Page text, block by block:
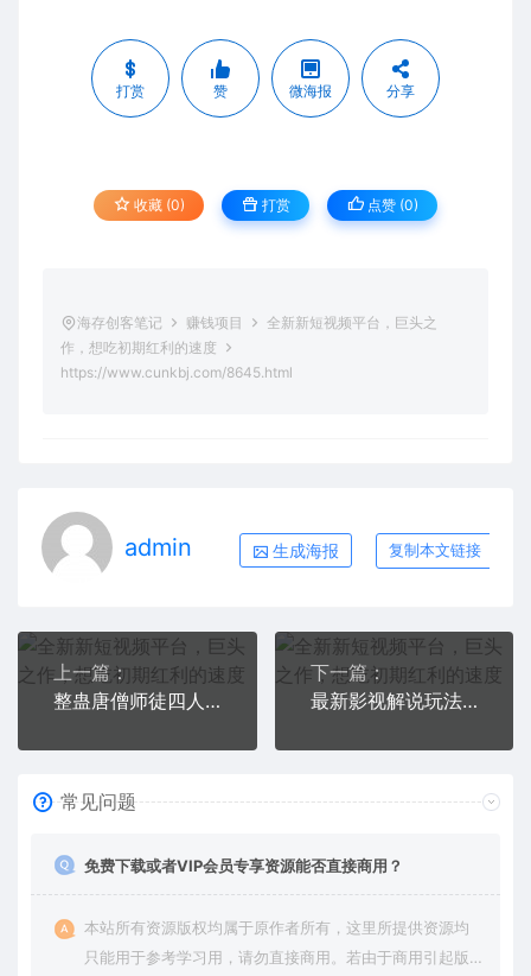
打赏 赞 微海报 分享
收藏 (0) 打赏 点赞 (0)
海存创客笔记 赚钱项目
全新新短视频平台，巨头之
作，想吃初期红利的速度
https://www.cunkbj.com/8645.html
admin 生成海报 复制本文链接
上一篇：
整蛊唐僧师徒四人，无人直播最新素材，小白也能一学就会就，轻松日入1000+
下一篇：
最新影视解说玩法，影视剧人物自述，AI一键克隆生成，无需写文案 各个平台流量通吃，每天轻松两三张
常见问题
免费下载或者VIP会员专享资源能否直接商用？
本站所有资源版权均属于原作者所有，这里所提供资源均
只能用于参考学习用，请勿直接商用。若由于商用引起版